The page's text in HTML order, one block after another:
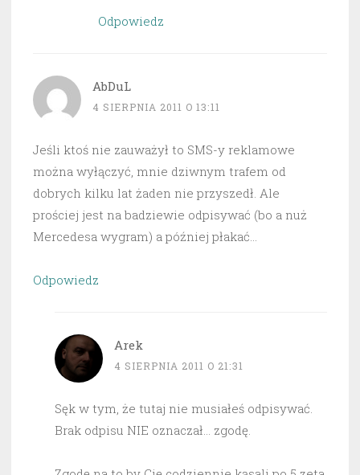
Odpowiedz
AbDuL
4 SIERPNIA 2011 O 13:11
Jeśli ktoś nie zauważył to SMS-y reklamowe
można wyłączyć, mnie dziwnym trafem od
dobrych kilku lat żaden nie przyszedł. Ale
prościej jest na badziewie odpisywać (bo a nuż
Mercedesa wygram) a później płakać…
Odpowiedz
Arek
4 SIERPNIA 2011 O 21:31
Sęk w tym, że tutaj nie musiałeś odpisywać.
Brak odpisu NIE oznaczał… zgodę.